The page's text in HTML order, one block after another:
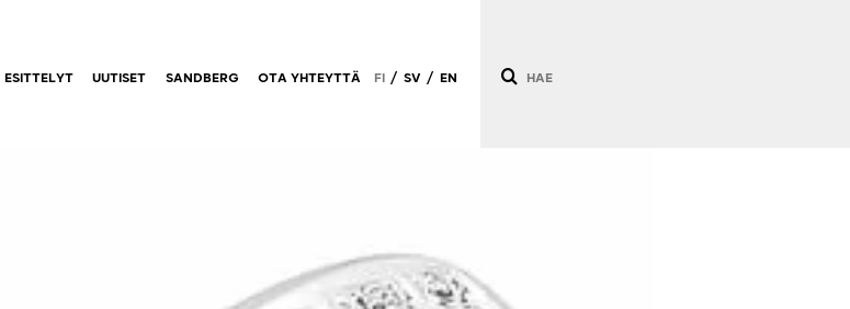
ESITTELYT UUTISET SANDBERG OTA YHTEYTTÄ FI / SV / EN